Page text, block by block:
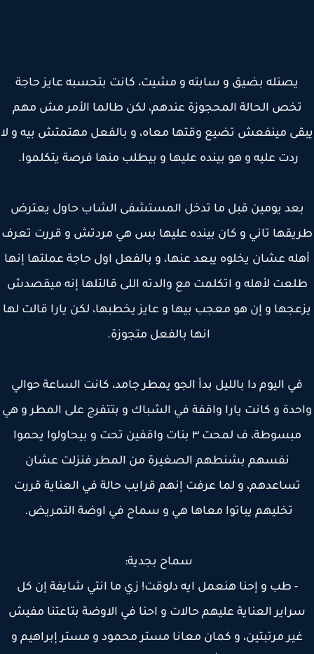
يصتله بضيق و سابته و مشيت، كانت بتحسبه عايز حاجة
تخص الحالة المحجوزة عندهم، لكن طالما الأمر مش مهم
مينفعش تضيع وقتها معاه، و بالفعل مهتمتش بيه و لا
ردت عليه و هو بينده عليها و بيطلب منها فرصة يتكلموا.
يومين قبل ما تدخل المستشفى الشاب حاول يعترض
تاني و كان بينده عليها بس هي مردتش و قررت تعرف
عشان يخلوه يبعد عنها، و بالفعل اول حاجة عملتها إنها
لأهله و اتكلمت مع والدته اللى قالتلها إنه ميقصدش
و إن هو معجب بيها و عايز يخطبها، لكن يارا قالت لها
انها بالفعل متجوزة.
اليوم دا بالليل بدأ الجو يمطر جامد، كانت الساعة حوالي
و كانت يارا واقفة في الشباك و بتتفرج على المطر و هي
مبسوطة، ف لمحت ٣ بنات واقفين تحت و بيحاولوا يحموا
نفسهم بشنطهم الصغيرة من المطر فنزلت عشان
تساعدهم، و لما عرفت إنهم قرايب حالة في العناية قررت
تخليهم يباتوا معاها هي و سماح في اوضة التمريض.
سماح بجدية:
- طب و إحنا هنعمل ايه دلوقت! زي ما انتي شايفة إن كل
العناية عليهم حالات و احنا في الاوضة بتاعتنا مفيش
مرتبتين، و كمان معانا مستر محمود و مستر إبراهيم و